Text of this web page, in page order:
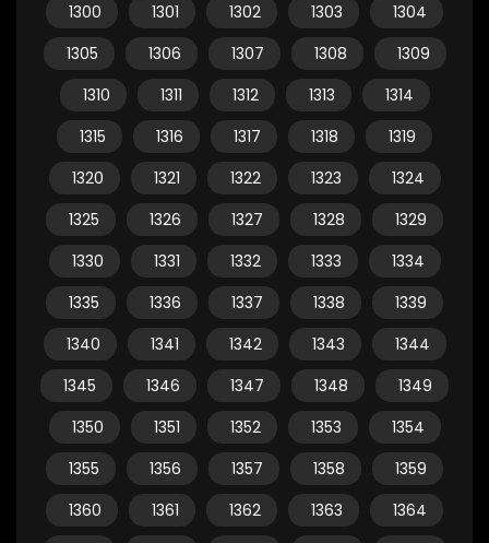
1300
1301 1302 1303
1304
1305
1306 1307 1308
1309
1310
1311 1312 1313
1314
1315
1316 1317 1318
1319
1320
1321 1322 1323
1324
1325
1326 1327 1328
1329
1330
1331 1332 1333
1334
1335
1336 1337 1338
1339
1340
1341 1342 1343
1344
1345
1346 1347 1348
1349
1350
1351 1352 1353
1354
1355
1356 1357 1358
1359
1360
1361 1362 1363
1364